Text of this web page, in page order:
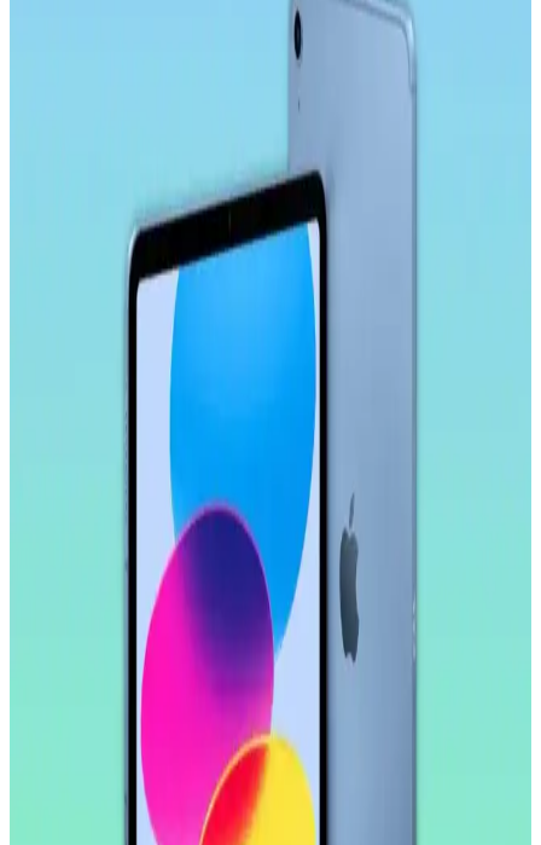
Microsonic temperli cam ekran koruyucu, Galaxy Tab S9 Plus
X810 modeline özel tasarımıyla yüksek dayanıklılık ve estetik sunar.
Çizilmelere karşı dirençli, kolay uygulanabilir ve kullanımı rahat bir
Ally 9.0 stylus kalem, yüksek hassasiyet, uyumluluk ve ergonomik
tasarımıyla akıllı tahta, tablet ve telefonlarda pratik kullanım sağlar,
yoğun çalışma ve eğitim ortamlarına uygun bir seçenektir.
Samsung Galaxy Tab S10 FE Plus İçin Kırılmaz
Ekran Koruyucu İncelemesi ve Kullanıcı Yorumları
Samsung Galaxy Tab S10 FE Plus için tasarlanmış kırılmaz ekran
koruyucu, yüksek dayanıklılık ve kolay uygulama özellikleriyle
ekranı çizilmelere ve darbelere karşı korur.
Samsung Galaxy Tab S11 Ultra 14.6 İnç AMOLED
Ekranlı Güçlü ve Çok Yönlü Tablet Özellikleri
Samsung Galaxy Tab S11 Ultra, 14.6 inç AMOLED ekran, güçlü
işlemci ve uzun pil ömrü ile çok yönlü kullanım sunar. Profesyonel
ve eğlence amaçlı ideal bir tablet deneyimi sağlar.
Samsung Galaxy Tab S9 FE+ Plus için Nano
Kırılmaz Esnek Ekran Koruyucu İncelemesi
Samsung Galaxy Tab S9 FE+ Plus için tasarlanmış nano cam ekran
koruyucu, yüksek dayanıklılık ve net görüntü sağlar. Kolay
uygulama ve göz yorgunluğunu azaltıcı özellikleriyle ekran
korumasında yeni standart.
Huawei MatePad 10.4 için Nano Esnek Cam Ekran
Koruyucu İncelemesi ve Kullanıcı Deneyimleri